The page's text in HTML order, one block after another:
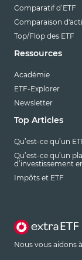
Comparatif d’ETF
Comparaison
Top/Flop des ETF
Ressources
Académie
ETF-Explorer
Newsletter
Top Articles
Qu’est-ce qu’un
Qu’est-ce qu’un
d’investissement
Impôts et ETF
Nous vous aidons